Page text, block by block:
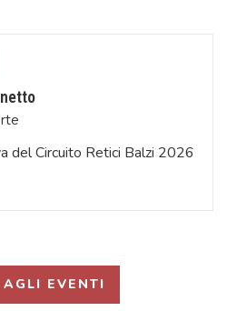
del Circuito Retici Balzi 2026
EVENTI